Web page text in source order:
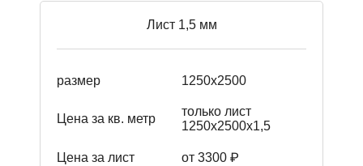
Лист 1,5 мм
размер 1250х2500
Цена за кв. метр
только лист
1250х2500х1,5
Цена за лист от 3300 ₽